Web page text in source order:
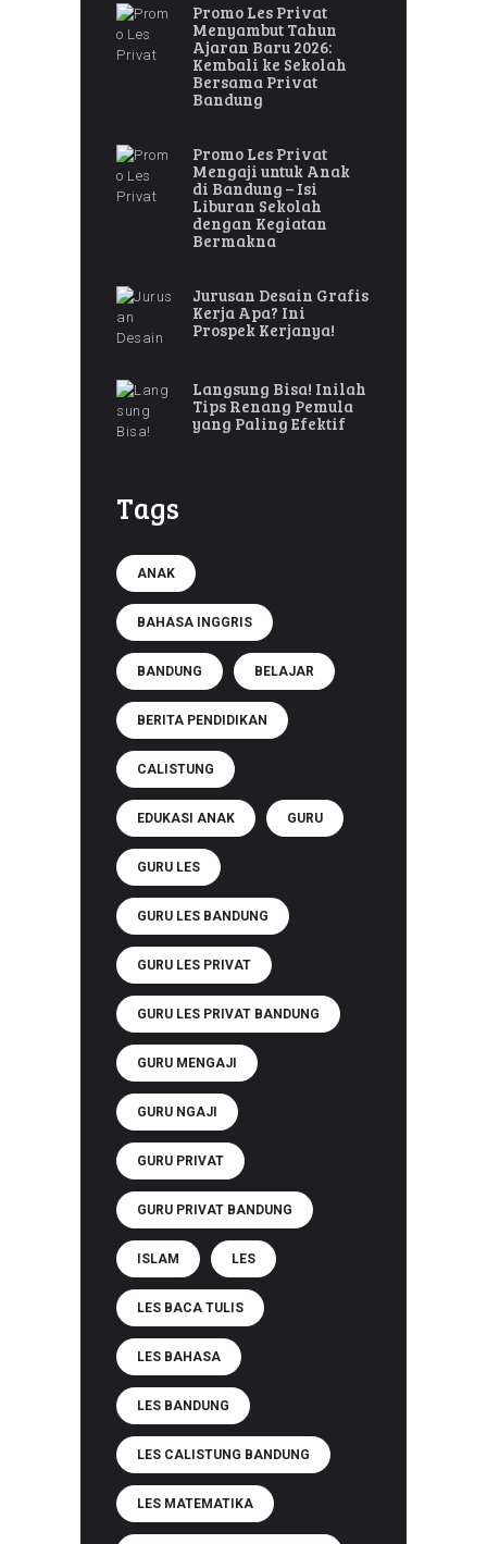
Promo Les Privat
Menyambut Tahun
Ajaran Baru 2026:
Kembali ke Sekolah
Bersama Privat
Bandung
Promo Les Privat
Mengaji untuk Anak
di Bandung – Isi
Liburan Sekolah
dengan Kegiatan
Bermakna
Jurusan Desain Grafis
Kerja Apa? Ini
Prospek Kerjanya!
Langsung Bisa! Inilah
Tips Renang Pemula
yang Paling Efektif
Tags
ANAK
BAHASA INGGRIS
BANDUNG BELAJAR
BERITA PENDIDIKAN
CALISTUNG
EDUKASI ANAK GURU
GURU LES
GURU LES BANDUNG
GURU LES PRIVAT
GURU LES PRIVAT BANDUNG
GURU MENGAJI
GURU NGAJI
GURU PRIVAT
GURU PRIVAT BANDUNG
ISLAM LES
LES BACA TULIS
LES BAHASA
LES BANDUNG
LES CALISTUNG BANDUNG
LES MATEMATIKA